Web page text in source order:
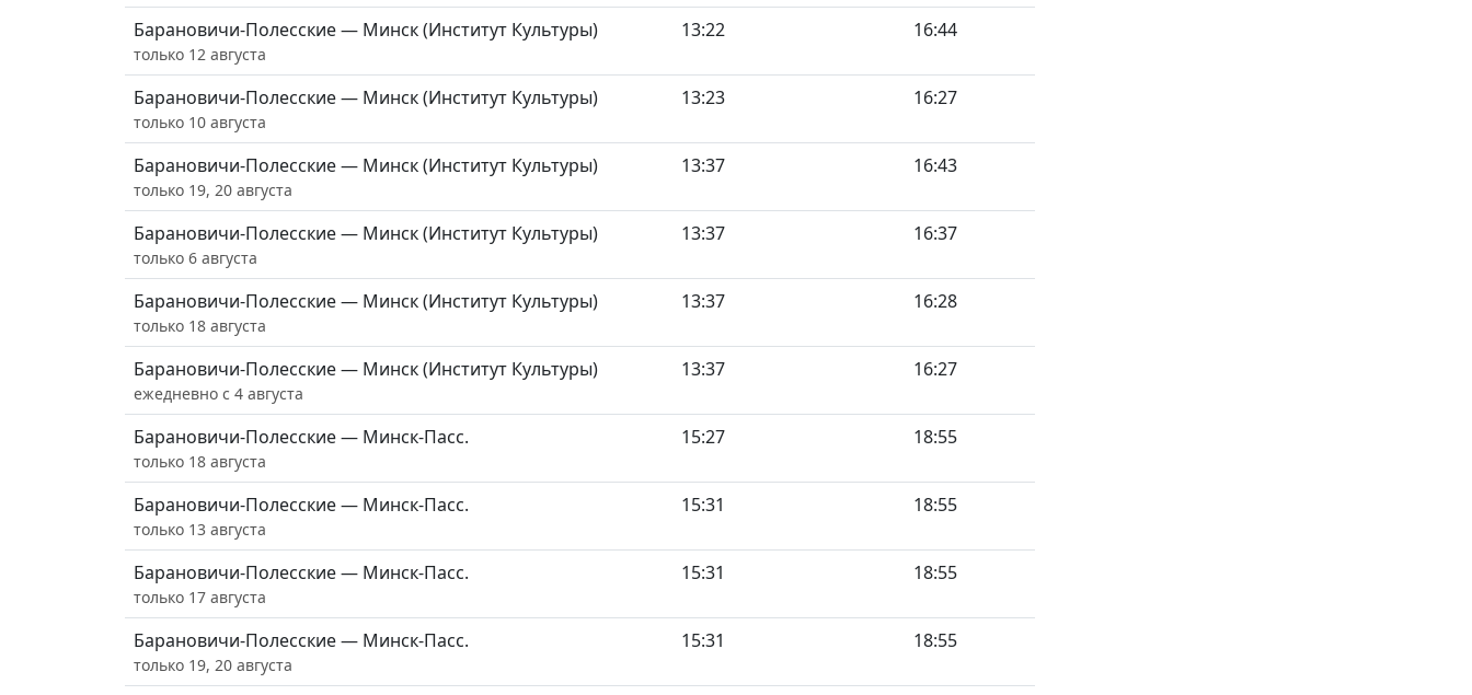
Барановичи-Полесские — Минск (Институт Культуры)
только 12 августа
13:22 16:44
Барановичи-Полесские — Минск (Институт Культуры)
только 10 августа
13:23 16:27
Барановичи-Полесские — Минск (Институт Культуры)
только 19, 20 августа
13:37 16:43
Барановичи-Полесские — Минск (Институт Культуры)
только 6 августа
13:37 16:37
Барановичи-Полесские — Минск (Институт Культуры)
только 18 августа
13:37 16:28
Барановичи-Полесские — Минск (Институт Культуры)
ежедневно с 4 августа
13:37 16:27
Барановичи-Полесские — Минск-Пасс.
только 18 августа
15:27 18:55
Барановичи-Полесские — Минск-Пасс.
только 13 августа
15:31 18:55
Барановичи-Полесские — Минск-Пасс.
только 17 августа
15:31 18:55
Барановичи-Полесские — Минск-Пасс.
только 19, 20 августа
15:31 18:55